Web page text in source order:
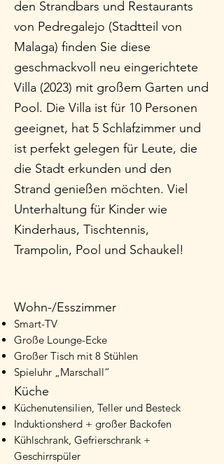
den Strandbars und Restaurants
von Pedregalejo (Stadtteil von
Malaga) finden Sie diese
geschmackvoll neu eingerichtete
Villa (2023) mit großem Garten und
Pool. Die Villa ist für 10 Personen
geeignet, hat 5 Schlafzimmer und
ist perfekt gelegen für Leute, die
die Stadt erkunden und den
Strand genießen möchten. Viel
Unterhaltung für Kinder wie
Kinderhaus, Tischtennis,
Trampolin, Pool und Schaukel!
Wohn-/Esszimmer
Smart-TV
Große Lounge-Ecke
Großer Tisch mit 8 Stühlen
Spieluhr „Marschall“
Küche
Küchenutensilien, Teller und Besteck
Induktionsherd + großer Backofen
Kühlschrank, Gefrierschrank +
Geschirrspüler